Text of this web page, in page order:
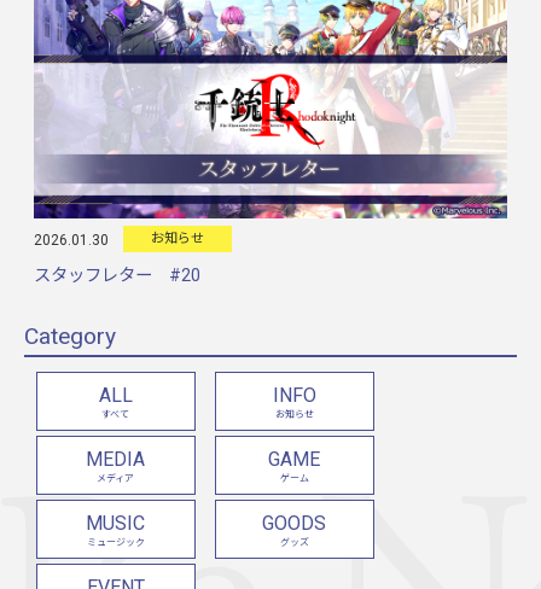
2026.01.30 お知らせ
スタッフレター #20
Category
ALL
すべて
INFO
お知らせ
MEDIA
メディア
GAME
ゲーム
MUSIC
ミュージック
GOODS
グッズ